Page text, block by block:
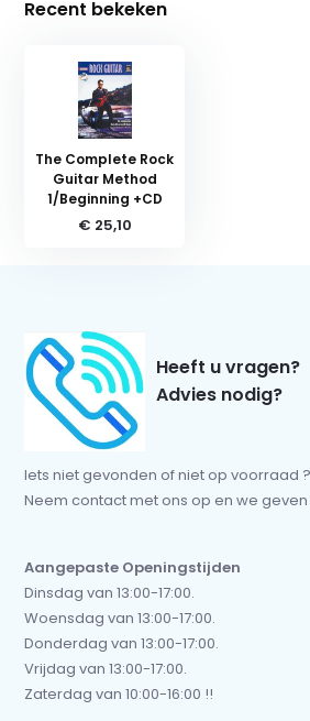
Recent bekeken
The Complete Rock
Guitar Method
1/Beginning +CD
€ 25,10
Heeft u vragen?
Advies nodig?
Iets niet gevonden of niet op voorraad ?
Neem contact met ons op en we
Aangepaste Openingstijden
Dinsdag van 13:00-17:00.
Woensdag van 13:00-17:00.
Donderdag van 13:00-17:00.
Vrijdag van 13:00-17:00.
Zaterdag van 10:00-16:00 !!